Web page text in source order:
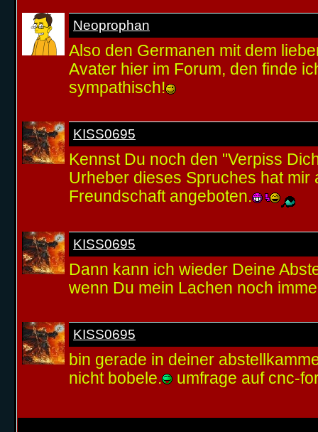
Neoprophan
Also den Germanen mit dem
Avater hier im Forum, den finde
sympathisch!
KISS0695
Kennst Du noch den "Verpiss
Urheber dieses Spruches hat mir
Freundschaft angeboten.
KISS0695
Dann kann ich wieder Deine
wenn Du mein Lachen noch
KISS0695
bin gerade in deiner
nicht bobele.
umfrage auf cnc-